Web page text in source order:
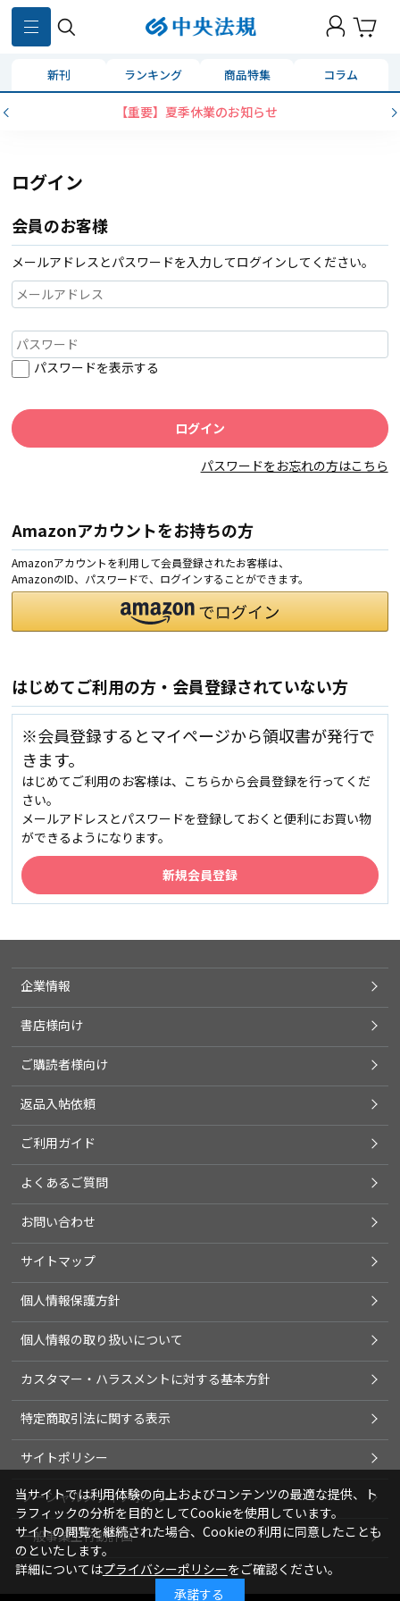
新刊 ランキング 商品特集 コラム
【重要】夏季休業のお知らせ
ログイン
会員のお客様
メールアドレスとパスワードを入力してログインしてください。
パスワードを表示する
パスワードをお忘れの方はこちら
Amazonアカウントをお持ちの方
Amazonアカウントを利用して会員登録されたお客様は、
AmazonのID、パスワードで、ログインすることができます。
はじめてご利用の方・会員登録されていない方
※会員登録するとマイページから領収書が発行で
きます。
はじめてご利用のお客様は、こちらから会員登録を行ってくだ
さい。
メールアドレスとパスワードを登録しておくと便利にお買い物
ができるようになります。
企業情報
書店様向け
ご購読者様向け
返品入帖依頼
ご利用ガイド
よくあるご質問
お問い合わせ
サイトマップ
個人情報保護方針
個人情報の取り扱いについて
カスタマー・ハラスメントに対する基本方針
特定商取引法に関する表示
サイトポリシー
ソーシャルメディアポリシー
一般事業主行動計画
当サイトでは利用体験の向上およびコンテンツの最適な提供、ト
ラフィックの分析を目的としてCookieを使用しています。
サイトの閲覧を継続された場合、Cookieの利用に同意したことも
のといたします。
詳細についてはプライバシーポリシーをご確認ください。
承諾する